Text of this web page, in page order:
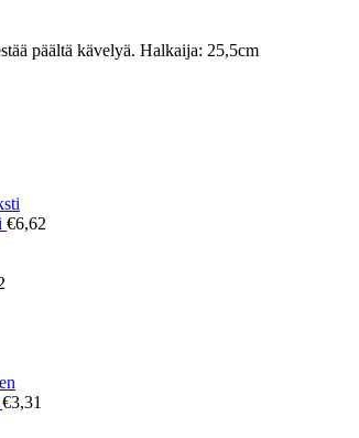
päältä kävelyä. Halkaija: 25,5cm
€6,62
€3,31